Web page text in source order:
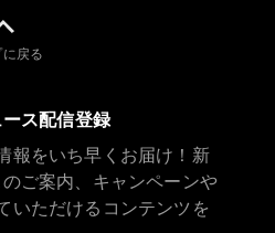
に戻る
ス配信登録
報をいち早くお届け！新
ご案内、キャンペーンや
いただけるコンテンツを